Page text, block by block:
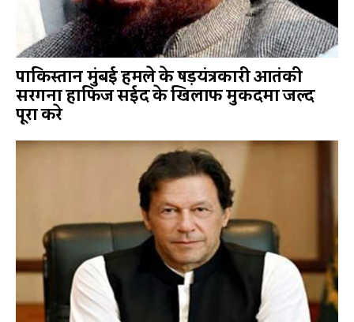
पाकिस्तान मुंबई हमले के षड़यंत्रकारी आतंकी
सरगना हाफिज सईद के खिलाफ मुकदमा जल्द
पूरा करे